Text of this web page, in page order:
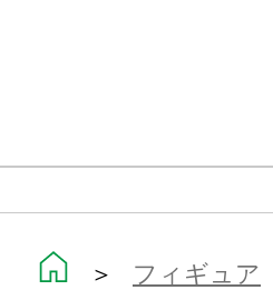
＞ フィギュア